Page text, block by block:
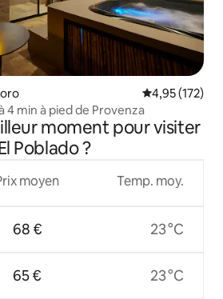
Évaluation
4,95 (172)
4 min à pied de Provenza
moment pour visiter
Poblado ?
moyen
68 €
65 €
Temp. moy.
23 °C
23 °C